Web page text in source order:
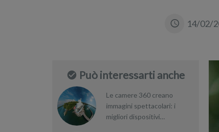
14/02/
Può interessarti anche
Le camere 360 creano
immagini spettacolari: i
migliori dispositivi